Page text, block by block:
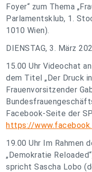
Foyer“ zum Thema
Parlamentsklub, 1.
1010 Wien).
DIENSTAG, 3. März
15.00 Uhr Videochat
dem Titel „Der Druck
Frauenvorsitzender
Facebook-Seite der
https://
19.00 Uhr Im Rahmen
„Demokratie
spricht Sascha Lobo